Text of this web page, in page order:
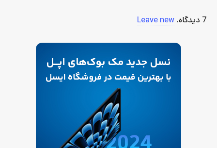
7 دیدگاه.
Leave new